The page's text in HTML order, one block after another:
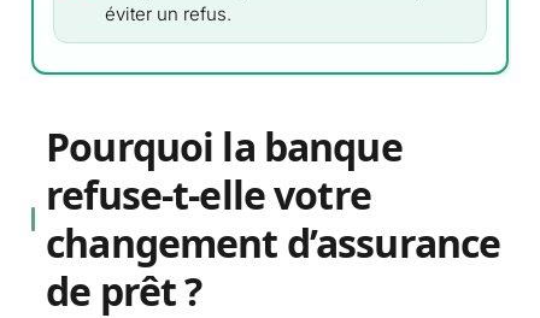
éviter un refus.
Pourquoi la banque
refuse-t-elle votre
changement d’assurance
de prêt ?